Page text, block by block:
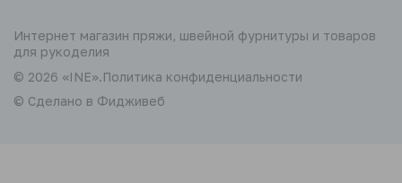
Интернет магазин пряжи, швейной фурнитуры и товаров
для рукоделия
© 2026 «INE».Политика конфиденциальности
© Сделано в Фидживеб